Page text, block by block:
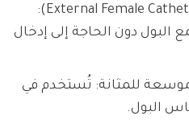
الواقي البولي النسائي (External Female Catheter):
دون الحاجة إلى إدخال
للمثانة: تُستخدم في
البول.